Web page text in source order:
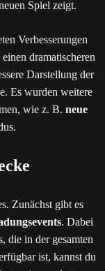
Verbesserungen
dramatischeren
Darstellung der
Es wurden weitere
wie z. B. neue
Zunächst gibt es
. Dabei
die in der gesamten
ist, kannst du